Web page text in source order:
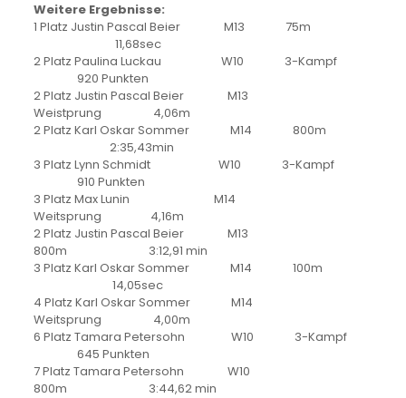
Weitere Ergebnisse:
1 Platz Justin Pascal Beier M13 75m
11,68sec
2 Platz Paulina Luckau W10 3-Kampf
920 Punkten
2 Platz Justin Pascal Beier M13
Weistprung 4,06m
2 Platz Karl Oskar Sommer M14 800m
2:35,43min
3 Platz Lynn Schmidt W10 3-Kampf
910 Punkten
3 Platz Max Lunin M14
Weitsprung 4,16m
2 Platz Justin Pascal Beier M13
800m
3:12,91 min
3 Platz Karl Oskar Sommer M14 100m
14,05sec
4 Platz Karl Oskar Sommer M14
Weitsprung 4,00m
6 Platz Tamara Petersohn W10 3-Kampf
645 Punkten
7 Platz Tamara Petersohn W10
800m
3:44,62 min